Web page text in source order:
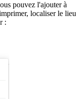
pouvez l'ajouter à
localiser le lieu
: